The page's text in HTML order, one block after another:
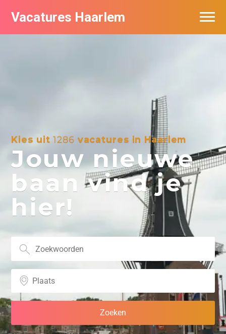
Vacatures Haarlem
Kies uit1286 vacatures in Haarlem
Jouw nieuwe
baan vind je
hier!
Vacatures per bedrijf in Haarlem